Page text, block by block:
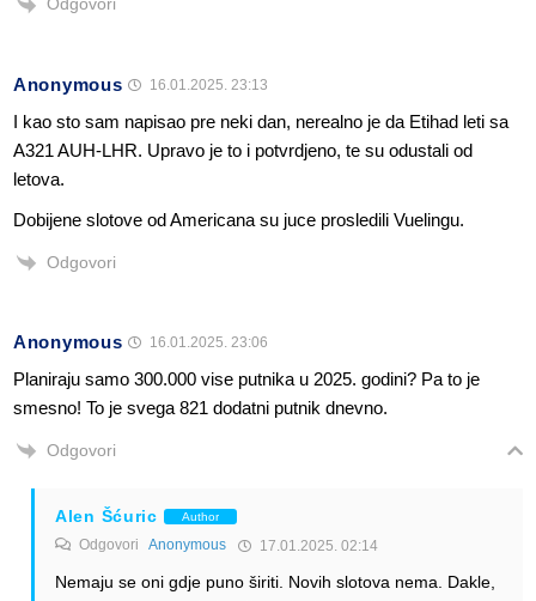
Odgovori
Anonymous 16.01.2025. 23:13
I kao sto sam napisao pre neki dan, nerealno je da Etihad leti sa
A321 AUH-LHR. Upravo je to i potvrdjeno, te su odustali od
letova.
Dobijene slotove od Americana su juce prosledili Vuelingu.
Odgovori
Anonymous 16.01.2025. 23:06
Planiraju samo 300.000 vise putnika u 2025. godini? Pa to je
smesno! To je svega 821 dodatni putnik dnevno.
Odgovori
Alen Šćuric Author
Odgovori Anonymous 17.01.2025. 02:14
Nemaju se oni gdje puno širiti. Novih slotova nema. Dakle,